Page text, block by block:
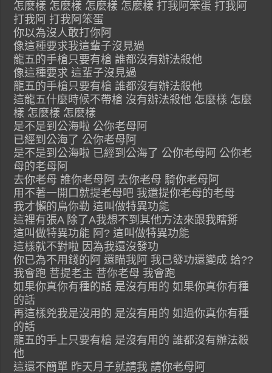
怎麼樣 怎麼樣 怎麼樣 怎麼樣 打我阿笨蛋 打我阿
打我阿 打我阿笨蛋
你以為沒人敢打你阿
像這種要求我這輩子沒見過
龍五的手槍只要有槍 誰都沒有辦法殺他
像這種要求 這輩子沒見過
龍五的手槍只要有槍 誰都沒有辦法殺他
這龍五什麼時候不帶槍 沒有辦法殺他 怎麼樣 怎麼
樣 怎麼樣 怎麼樣
是不是到公海啦 公你老母阿
已經到公海了 公你老母阿
是不是到公海啦 已經到公海了 公你老母阿 公你老
母的老母阿
去你老母 誰你老母阿 去你老母 騎你老母阿
用不著一開口就提老母吧 我還提你老母的老母
我才懶的鳥你勒 這叫做特異功能
這裡有張A 除了A我想不到其他方法來跟我瞎掰
這叫做特異功能 阿? 這叫做特異功能
這樣就不對啦 因為我還沒發功
你已為不用錢的阿 還瞄我阿 我已發功還變成 蛤??
我會跑 菩提老主 菩你老母 我會跑
如果你真你有種的話 是沒有用的 如果你真你有種
的話
再這樣兇我是沒用的 是沒有用的 如過你真你有種
的話
龍五的手上只要有槍 是沒有用的 誰都沒有辦法殺
他
這還不簡單 昨天月子就請我 請你老母阿